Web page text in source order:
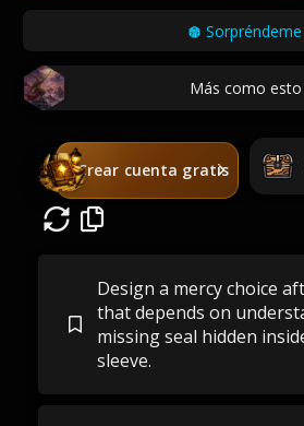
Sorpréndeme
Más como esto
Crear cuenta gratis
Design a mercy choice
that depends on
missing seal hidden
sleeve.